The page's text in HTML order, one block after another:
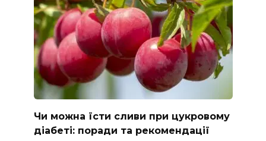
Чи можна їсти сливи при цукровому
діабеті: поради та рекомендації